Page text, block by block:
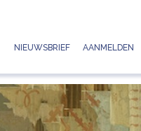
NIEUWSBRIEF AANMELDEN